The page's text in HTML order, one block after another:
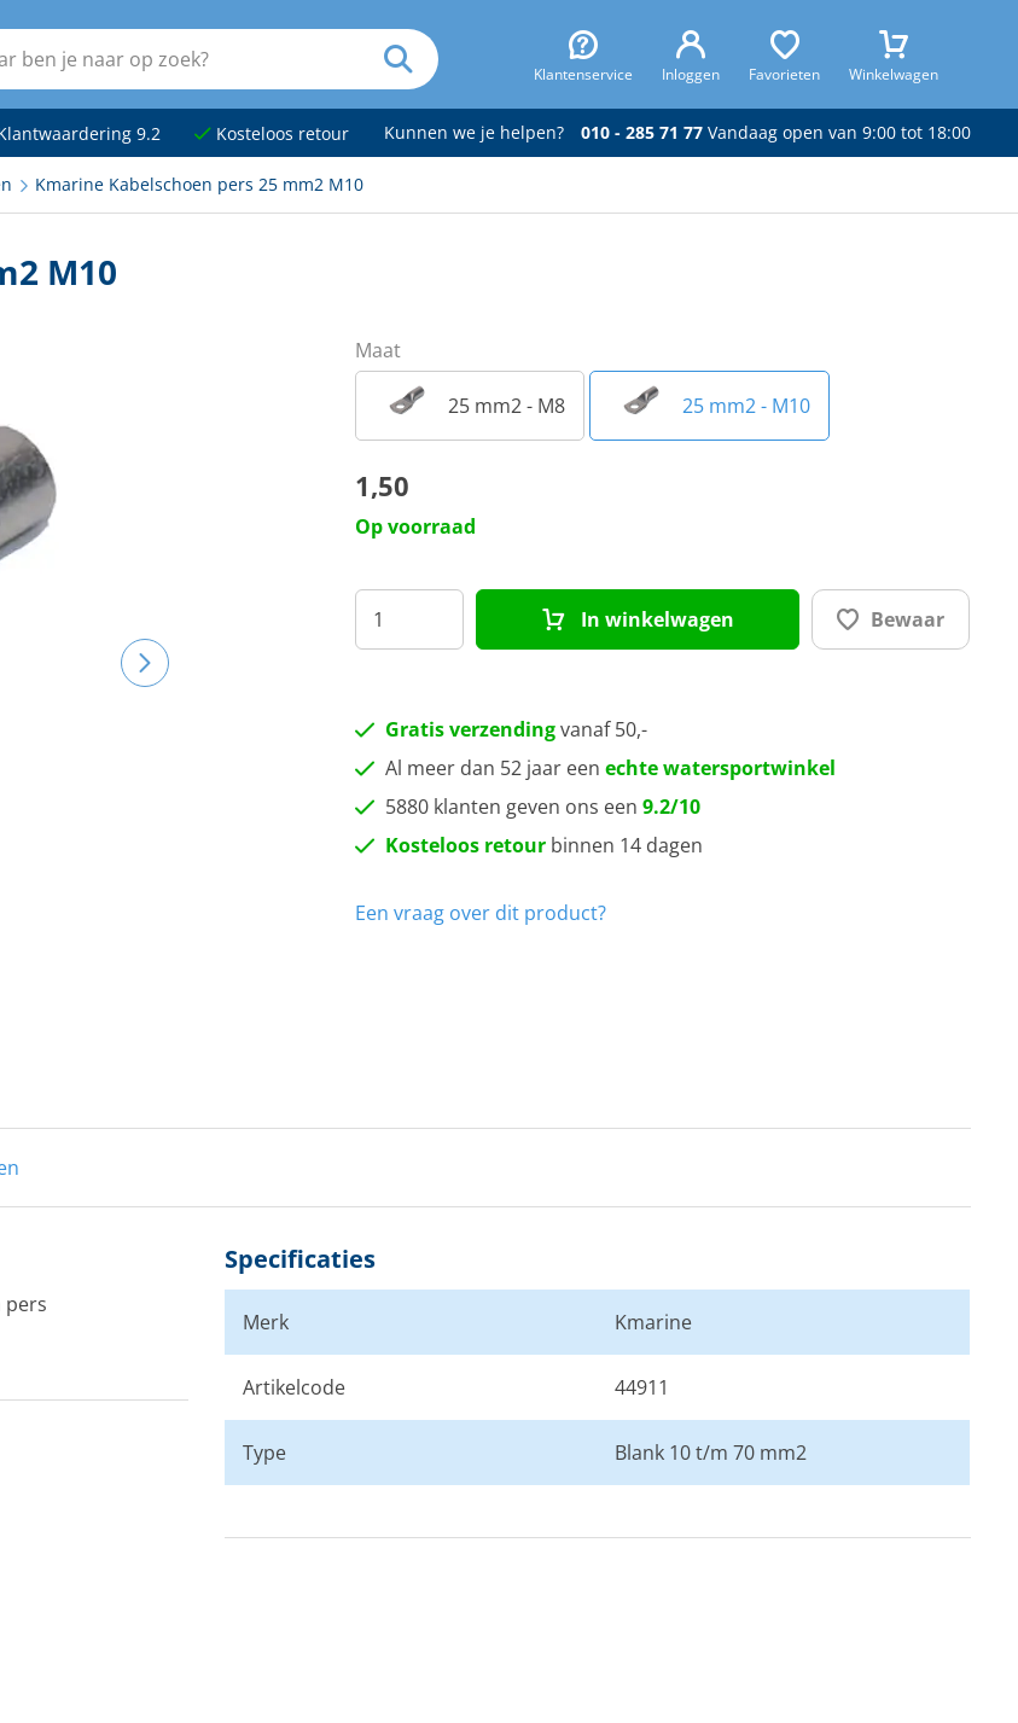
Klantenservice Inloggen Favorieten Winkelwagen
9.2 Kosteloos retour Kunnen we je helpen? 010 - 285 71 77Vandaag open van 9:00 tot 18:00
Kmarine Kabelschoen pers 25 mm2 M10
M10
Maat
25 mm2 - M8 25 mm2 - M10
1,50
Op voorraad
In winkelwagen Bewaar
Gratis verzendingvanaf 50,-
Al meer dan 52 jaar een echte watersportwinkel
5880 klanten geven ons een 9.2/10
Kosteloos retourbinnen 14 dagen
Een vraag over dit product?
pers
Specificaties
Merk Kmarine
Artikelcode 44911
Type Blank 10 t/m 70 mm2